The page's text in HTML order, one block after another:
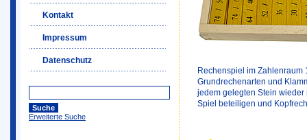
Kontakt
Impressum
Datenschutz
Erweiterte Suche
Rechenspiel im Zahlenraum
Grundrechenarten und
jedem gelegten Stein
Spiel beteiligen und